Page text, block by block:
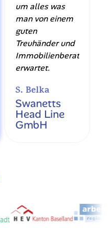
um alles was
man von einem
guten
Treuhänder und
Immobilienberater
erwartet.
S. Belka
Swanetts
Head Line
GmbH